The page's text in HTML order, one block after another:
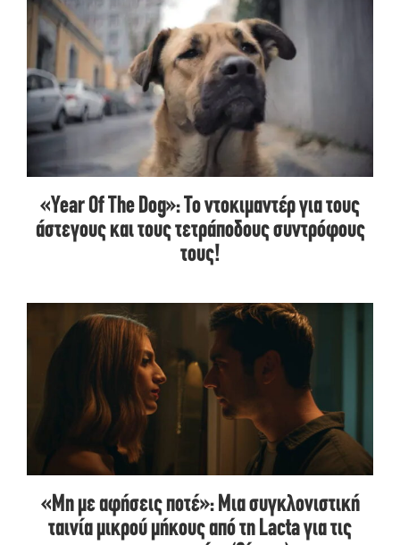
«Year Of The Dog»: Το ντοκιμαντέρ για τους
άστεγους και τους τετράποδους συντρόφους
τους!
«Μη με αφήσεις ποτέ»: Μια συγκλονιστική
ταινία μικρού μήκους από τη Lacta για τις